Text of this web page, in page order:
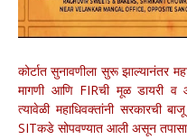
कोर्टात सुनावणीला सुरू झाल्यानंतर
मागणी आणि FIRची मूळ डायरी व
त्यावेळी महाधिवक्तांनी सरकारची
SITकडे सोपवण्यात आली असून